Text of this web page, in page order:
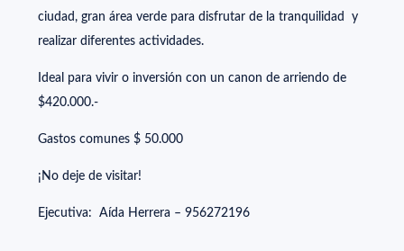
ciudad, gran área verde para disfrutar de la tranquilidad y
realizar diferentes actividades.
Ideal para vivir o inversión con un canon de arriendo de
$420.000.-
Gastos comunes $ 50.000
¡No deje de visitar!
Ejecutiva: Aída Herrera – 956272196